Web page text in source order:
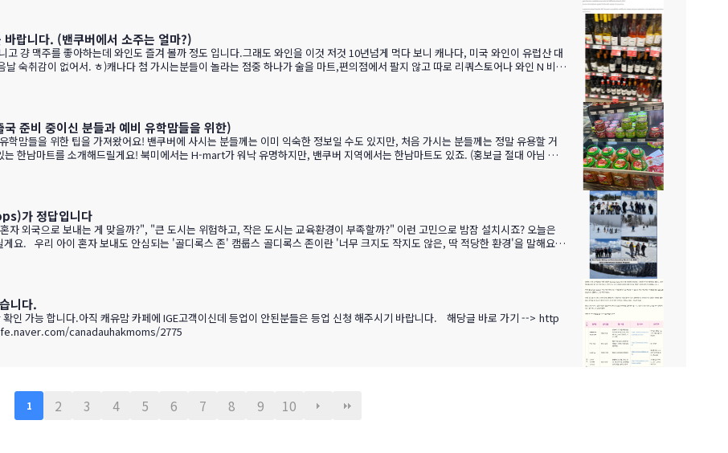
랍니다. (밴쿠버에서 소주는 얼마?)
걍 맥주를 좋아하는데 와인도 즐겨 볼까 정도 입니다.그래도 와인을 이것 저것 10년넘게 먹다 보니 캐나다, 미국 와인이 유럽산 대
숙취감이 없어서. ㅎ)캐나다 첨 가시는분들이 놀라는 점중 하나가 술을 마트,편의점에서 팔지 않고 따로 리쿼스토어나 와인 N 비어
요. GPT가 정리 해본 글이에요. 한번 보세요.그리고 어떤 와인이 있나? 아래 사진으로 함 보세요.ㅎㅎ 그리고 밴쿠버에서
준비 중이신 분들과 예비 유학맘들을 위한)
맘들을 위한 팁을 가져왔어요! 밴쿠버에 사시는 분들께는 이미 익숙한 정보일 수도 있지만, 처음 가시는 분들께는 정말 유용할 거
한남마트를 소개해드릴게요! 북미에서는 H-mart가 워낙 유명하지만, 밴쿠버 지역에서는 한남마트도 있죠. (홍보글 절대 아님 ㅋ
!특히 주목할 점은 전기밥솥인데요, 한국에서 가져간 제품은 전압이 달라서 사용할 수 없어서 어쩔 수 없이 현지에서 새로 구입해야
가 정답입니다
경'을 말해요.
니다.
인 가능 합니다.아직 캐유맘 카페에 IGE고객이신데 등업이 안된분들은 등업 신청 해주시기 바랍니다. 해당글 바로 가기 --> http
2775 https://cafe.naver.com/canadauhakmoms/2775
1 2 3 4 5 6 7 8 9 10